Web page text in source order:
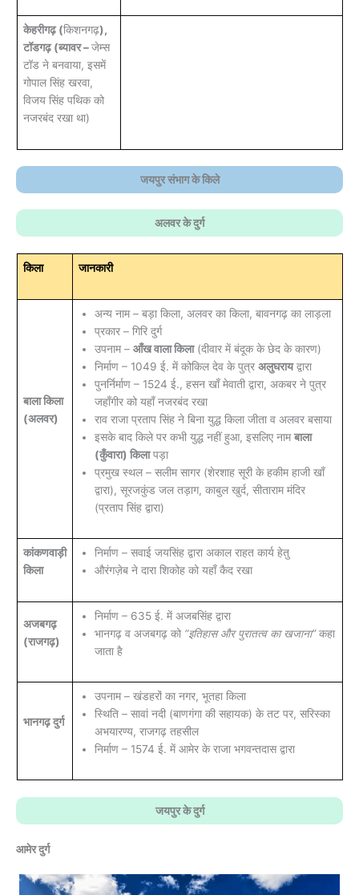
केहरीगढ़ (किशनगढ़),
टॉडगढ़ (ब्यावर –जेम्स
टॉड ने बनवाया, इसमें
गोपाल सिंह खरवा,
विजय सिंह पथिक को
नजरबंद रखा था)
जयपुर संभाग के किले
अलवर के दुर्ग
किला जानकारी
बाला किला
(अलवर)
अन्य नाम – बड़ा किला, अलवर का किला, बावनगढ़ का लाड़ला
प्रकार – गिरि दुर्ग
उपनाम – आँख वाला किला(दीवार में बंदूक के छेद के कारण)
निर्माण – 1049 ई. में कोकिल देव के पुत्र अलुघरायद्वारा
पुनर्निर्माण – 1524 ई., हसन खाँ मेवाती द्वारा, अकबर ने पुत्र
जहाँगीर को यहाँ नजरबंद रखा
राव राजा प्रताप सिंह ने बिना युद्ध किला जीता व अलवर बसाया
इसके बाद किले पर कभी युद्ध नहीं हुआ, इसलिए नामबाला
(कुँवारा) किलापड़ा
प्रमुख स्थल – सलीम सागर (शेरशाह सूरी के हकीम हाजी खाँ
द्वारा), सूरजकुंड जल तड़ाग, काबुल खुर्द, सीताराम मंदिर
(प्रताप सिंह द्वारा)
कांकणवाड़ी
किला
निर्माण – सवाई जयसिंह द्वारा अकाल राहत कार्य हेतु
औरंगज़ेब ने दारा शिकोह को यहाँ कैद रखा
अजबगढ़
(राजगढ़)
निर्माण – 635 ई. में अजबसिंह द्वारा
भानगढ़ व अजबगढ़ को “इतिहास और पुरातत्व का खजाना”कहा
जाता है
भानगढ़ दुर्ग
उपनाम – खंडहरों का नगर, भूतहा किला
स्थिति – सावां नदी (बाणगंगा की सहायक) के तट पर, सरिस्का
अभयारण्य, राजगढ़ तहसील
निर्माण – 1574 ई. में आमेर के राजा भगवन्तदास द्वारा
जयपुर के दुर्ग
आमेर दुर्ग